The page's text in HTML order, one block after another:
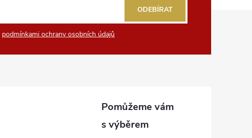
podmínkami ochrany osobních údajů
ODEBÍRAT